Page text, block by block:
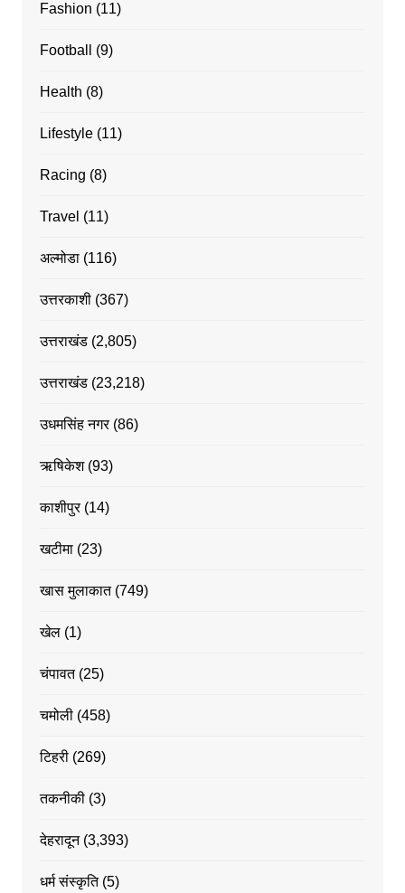
Fashion (11)
Football (9)
Health (8)
Lifestyle(11)
Racing (8)
Travel (11)
अल्मोडा(116)
उत्तरकाशी(367)
उत्तराखंड(2,805)
उत्तराखंड(23,218)
उधमसिंह नगर(86)
ऋषिकेश(93)
काशीपुर(14)
खटीमा(23)
खास मुलाकात(749)
खेल(1)
चंपावत(25)
चमोली(458)
टिहरी(269)
तकनीकी(3)
देहरादून(3,393)
धर्म संस्कृति(5)